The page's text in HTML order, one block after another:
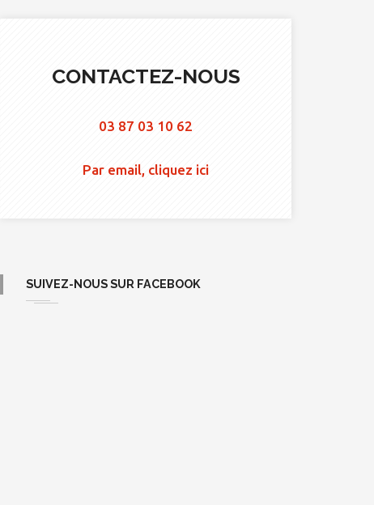
CONTACTEZ-NOUS
03 87 03 10 62
Par email, cliquez ici
SUIVEZ-NOUS SUR FACEBOOK